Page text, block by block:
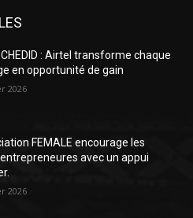
: Airtel transforme chaque
en opportunité de gain
2026
FEMALE encourage les
avec un appui
2026